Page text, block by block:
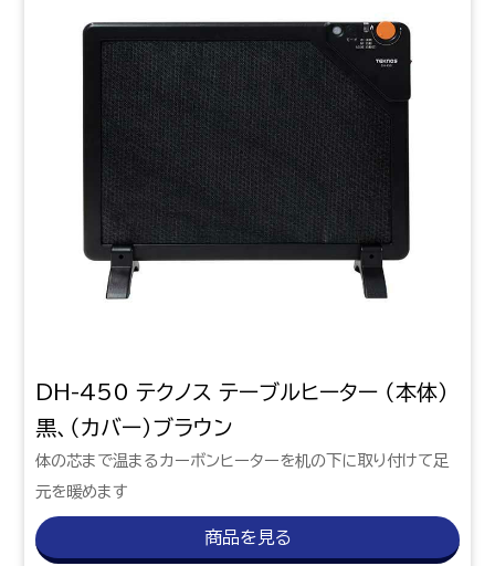
DH-450 テクノス テーブルヒーター （本体）
黒、（カバー）ブラウン
体の芯まで温まるカーボンヒーターを机の下に取り付けて足
元を暖めます
商品を見る